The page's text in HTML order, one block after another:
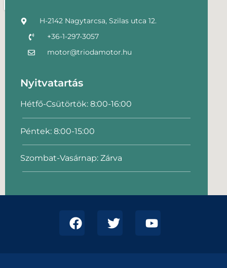
H-2142 Nagytarcsa, Szilas utca 12.
+36-1-297-3057
motor@triodamotor.hu
Nyitvatartás
Hétfő-Csütörtök: 8:00-16:00
Péntek: 8:00-15:00
Szombat-Vasárnap: Zárva